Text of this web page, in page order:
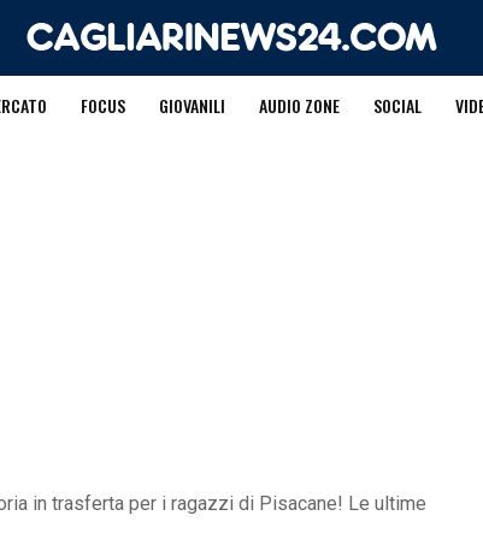
FOCUS GIOVANILI AUDIO ZONE SOCIAL
in trasferta per i ragazzi di Pisacane! Le ultime